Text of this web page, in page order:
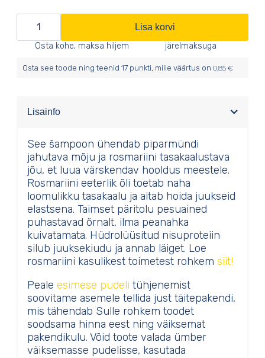
Täitepakend
mündi-
kogus
Lisa korvi
Osta kohe, maksa hiljem
järelmaksuga
Osta see toode ning teenid 17 punkti, mille väärtus on 0,85 €
Lisainfo
See šampoon ühendab piparmündi
jahutava mõju ja rosmariini tasakaalustava
jõu, et luua värskendav hooldus meestele.
Rosmariini eeterlik õli toetab naha
loomulikku tasakaalu ja aitab hoida juukseid
elastsena. Taimset päritolu pesuained
puhastavad õrnalt, ilma peanahka
kuivatamata. Hüdrolüüsitud nisuproteiin
silub juuksekiudu ja annab läiget. Loe
rosmariini kasulikest toimetest rohkem siit!
Peale esimese pudeli tühjenemist
soovitame asemele tellida just täitepakendi,
mis tähendab Sulle rohkem toodet
soodsama hinna eest ning väiksemat
pakendikulu. Võid toote valada ümber
väiksemasse pudelisse, kasutada